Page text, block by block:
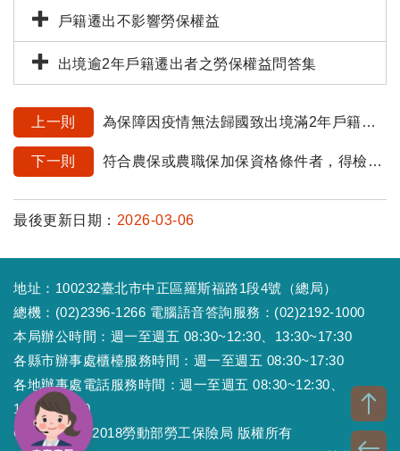
戶籍遷出不影響勞保權益
出境逾2年戶籍遷出者之勞保權益問答集
上一則 為保障因疫情無法歸國致出境滿2年戶籍遭遷出民眾國民年金保險權益之彈性措施
下一則 符合農保或農職保加保資格條件者，得檢具土地、戶籍等相關資料「親自」向戶籍所在地之基層農會申請加保，勿委由他人代辦，以保障自身權益。
最後更新日期： 2026-03-06
地址：100232臺北市中正區羅斯福路1段4號（總局）
總機：(02)2396-1266 電腦語音答詢服務：(02)2192-1000
本局辦公時間：週一至週五 08:30~12:30、13:30~17:30
各縣市辦事處櫃檯服務時間：週一至週五 08:30~17:30
各地辦事處電話服務時間：週一至週五 08:30~12:30、
13:30~17:30
Copyright © 2018勞動部勞工保險局 版權所有